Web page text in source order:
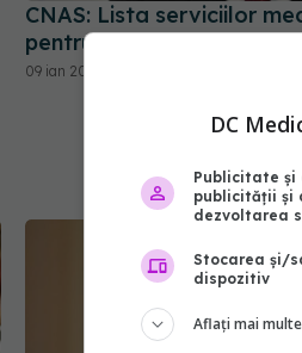
CNAS: Lista serviciilor
pentru asigurați, de la 1
09 ian 2026, 19:00
DC
Publicitate și
publicității și
dezvoltarea
Stocarea și/
dispozitiv
Aflați mai multe